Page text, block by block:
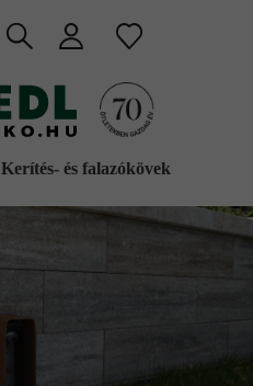
Kerítés- és falazókövek